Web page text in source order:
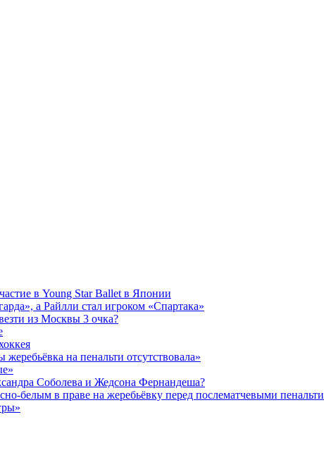
в Young Star Ballet в Японии
а Райлли стал игроком «Спартака»
из Москвы 3 очка?
на пенальти отсутствовала»
Соболева и Жедсона Фернандеша?
белым в праве на жеребьёвку перед послематчевыми пенальти